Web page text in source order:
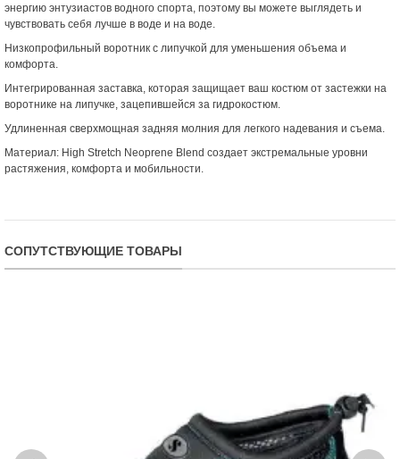
энергию энтузиастов водного спорта, поэтому вы можете выглядеть и
чувствовать себя лучше в воде и на воде.
Низкопрофильный воротник с липучкой для уменьшения объема и
комфорта.
Интегрированная заставка, которая защищает ваш костюм от застежки на
воротнике на липучке, зацепившейся за гидрокостюм.
Удлиненная сверхмощная задняя молния для легкого надевания и съема.
Материал: High Stretch Neoprene Blend создает экстремальные уровни
растяжения, комфорта и мобильности.
СОПУТСТВУЮЩИЕ ТОВАРЫ